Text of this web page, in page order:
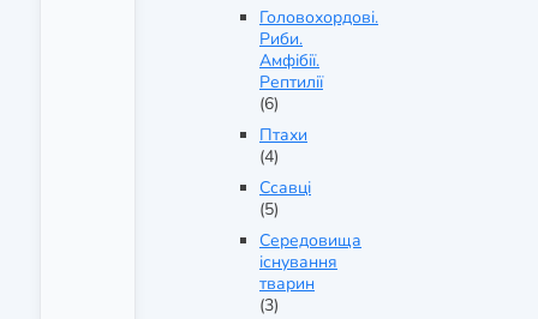
Головохордові.
Риби.
Амфібії.
Рептилії
(6)
Птахи
(4)
Ссавці
(5)
Середовища
існування
тварин
(3)